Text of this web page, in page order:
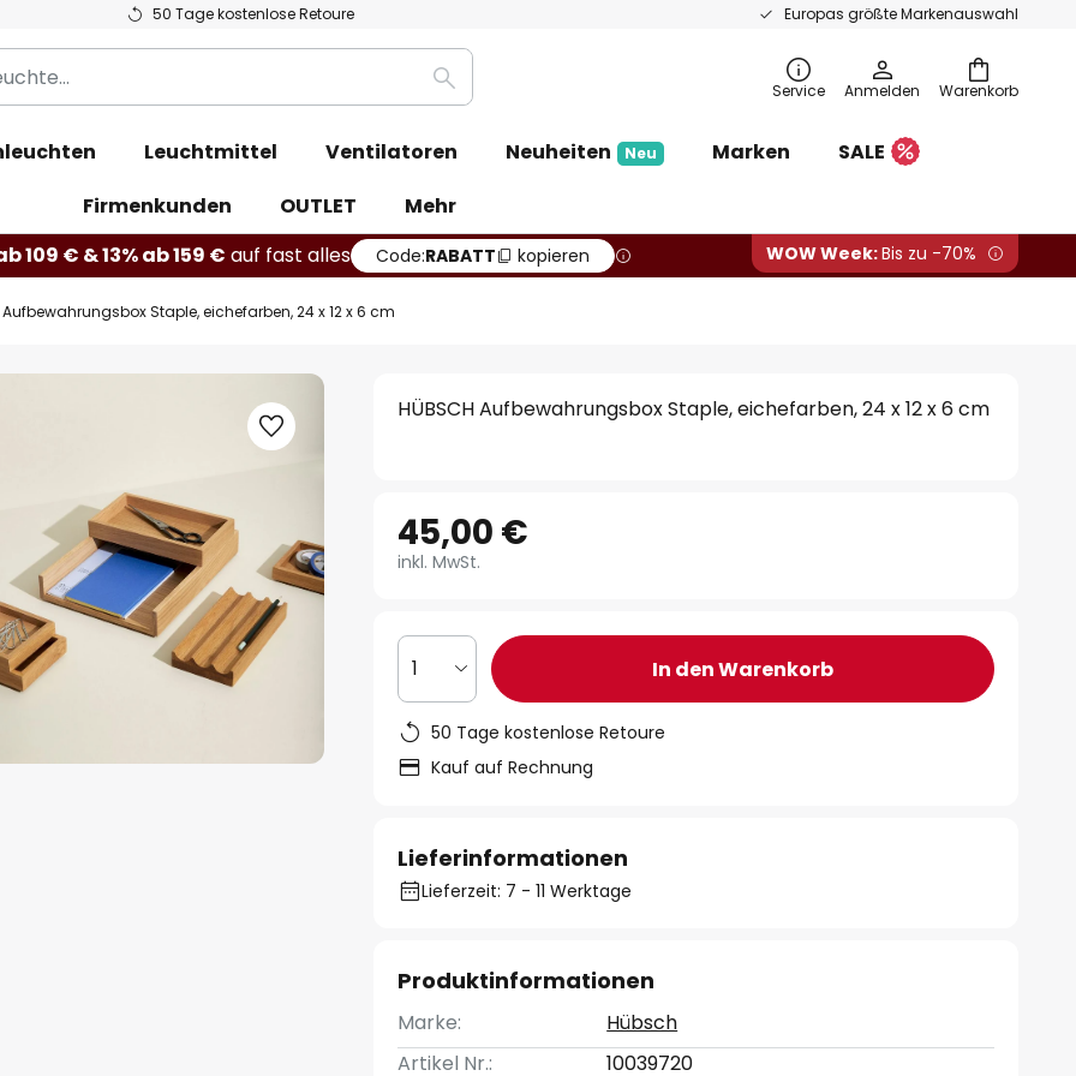
50 Tage kostenlose Retoure Europas größte Markenauswahl
Warenkorb
Suche Service Anmelden
Leuchtmittel Ventilatoren Neuheiten Neu Marken
SALE
Firmenkunden
OUTLET
Mehr
109 € & 13% ab 159 € auf fast alles Code:RABATT kopieren WOW Week:Bis zu -70%
Aufbewahrungsbox Staple, eichefarben, 24 x 12 x 6 cm
HÜBSCH Aufbewahrungsbox Staple, eichefarben, 24 x 12 x 6 cm
45,00 €
inkl. MwSt.
1 In den Warenkorb
50 Tage kostenlose Retoure
Kauf auf Rechnung
Lieferinformationen
Lieferzeit: 7 - 11 Werktage
Produktinformationen
Marke:
Hübsch
Artikel Nr.:
10039720